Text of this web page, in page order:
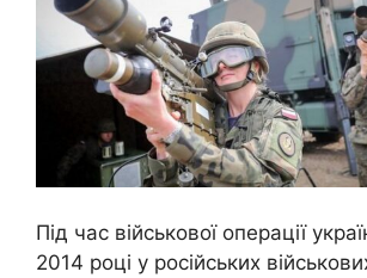
Під час військової операції
2014 році у російських